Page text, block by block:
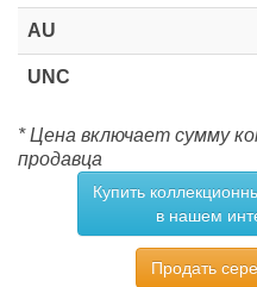
AU
UNC
* Цена включает сумму
продавца
Купить
в нашем
Продать